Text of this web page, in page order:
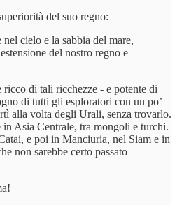
del suo regno:
cielo e la sabbia del mare,
del nostro regno e
di tali ricchezze - e potente di
di tutti gli esploratori con un po’
alla volta degli Urali, senza trovarlo.
in Asia Centrale, tra mongoli e turchi.
e poi in Manciuria, nel Siam e in
non sarebbe certo passato